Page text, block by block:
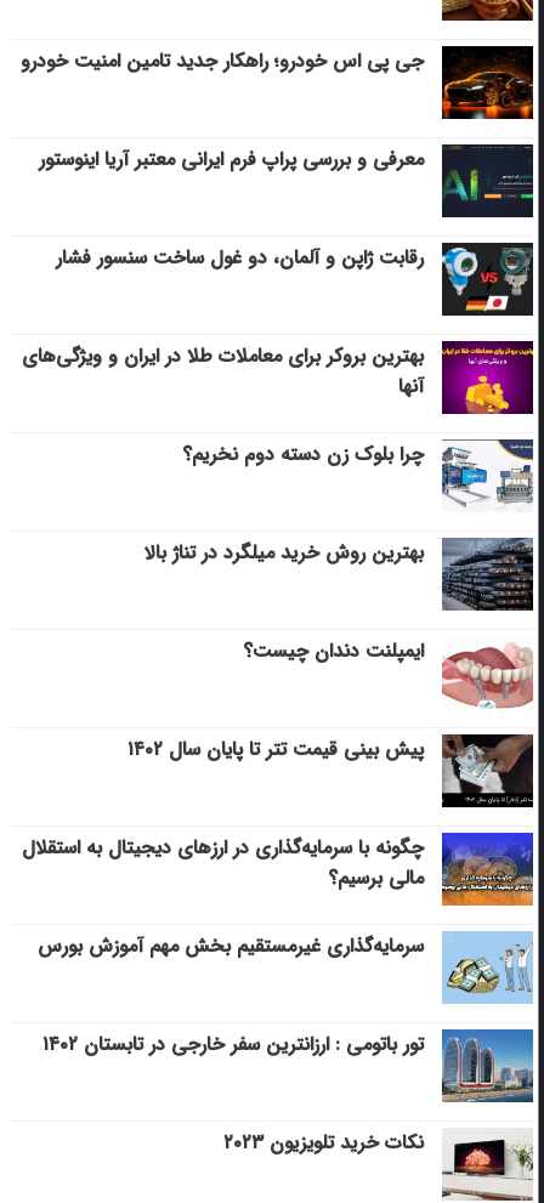
جی پی اس خودرو؛ راهکار جدید تامین امنیت خودرو
معرفی و بررسی پراپ فرم ایرانی معتبر آریا اینوستور
رقابت ژاپن و آلمان، دو غول ساخت سنسور فشار
بهترین بروکر برای معاملات طلا در ایران و ویژگی‌های
آنها
چرا بلوک زن دسته دوم نخریم؟
بهترین روش خرید میلگرد در تناژ بالا
ایمپلنت دندان چیست؟
پیش بینی قیمت تتر تا پایان سال ۱۴۰۲
چگونه با سرمایه‌گذاری در ارزهای دیجیتال به استقلال
مالی برسیم؟
سرمایه‌گذاری غیرمستقیم بخش مهم آموزش بورس
تور باتومی : ارزانترین سفر خارجی در تابستان ۱۴۰۲
نکات خرید تلویزیون ۲۰۲۳